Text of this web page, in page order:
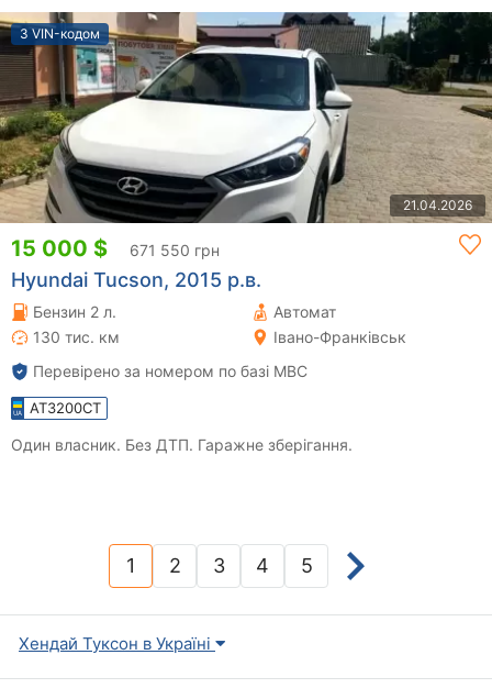
З VIN-кодом
21.04.2026
15 000 $ 671 550 грн
Hyundai Tucson, 2015 р.в.
Бензин 2 л.
Автомат
130 тис. км
Івано-Франківськ
Перевірено за номером по базі МВС
AT3200CT
Один власник. Без ДТП. Гаражне зберігання.
1(current)
2 3 4 5
Хендай Туксон в Україні